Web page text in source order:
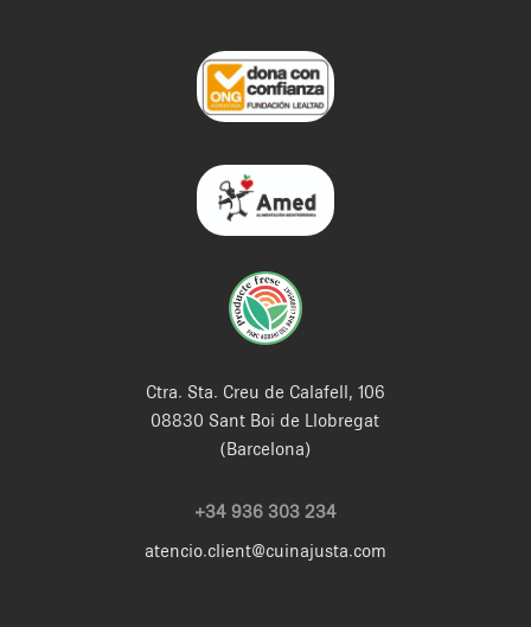
Ctra. Sta. Creu de Calafell, 106
08830 Sant Boi de Llobregat
(Barcelona)
+34 936 303 234
atencio.client@cuinajusta.com